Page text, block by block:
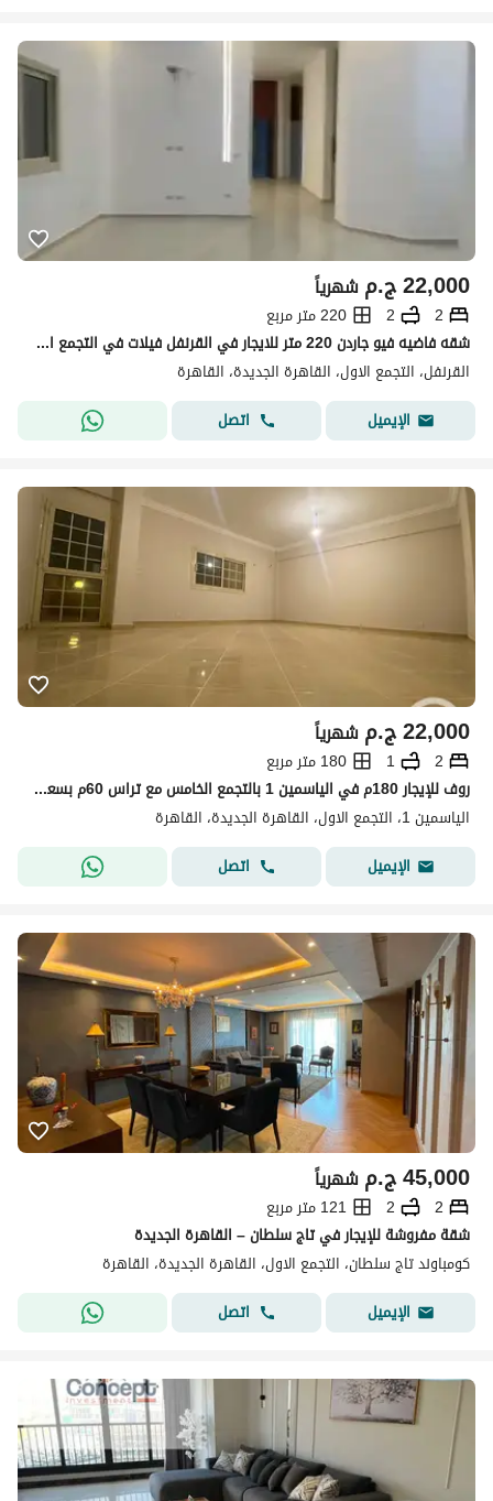
ج.م22,000 شهرياً
2
2
220 متر مربع
شقه فاضيه فيو جاردن 220 متر للايجار في القرنفل فيلات في التجمع الاول بالقرب من شارع التسعين الشمالي ومنطقة النوادي الكبرى.
القرنفل، التجمع الاول، القاهرة الجديدة، القاهرة
الإيميل
اتصل
ج.م22,000 شهرياً
2
1
180 متر مربع
روف للإيجار 180م في الياسمين 1 بالتجمع الخامس مع تراس 60م بسعر مميز
الياسمين 1، التجمع الاول، القاهرة الجديدة، القاهرة
الإيميل
اتصل
ج.م45,000 شهرياً
2
2
121 متر مربع
شقة مفروشة للإيجار في تاج سلطان – القاهرة الجديدة
كومباوند تاج سلطان، التجمع الاول، القاهرة الجديدة، القاهرة
الإيميل
اتصل